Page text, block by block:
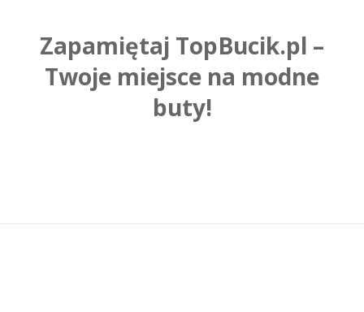
Zapamiętaj TopBucik.pl –
Twoje miejsce na modne
buty!